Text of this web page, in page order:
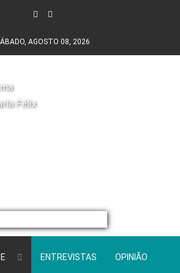
AGOSTO 08, 2026
Félix
ENTREVISTAS OPINIÃO